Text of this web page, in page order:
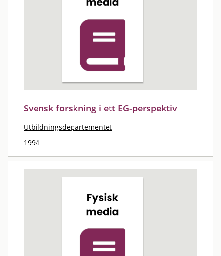
Svensk forskning i ett EG-perspektiv
Utbildningsdepartementet
1994